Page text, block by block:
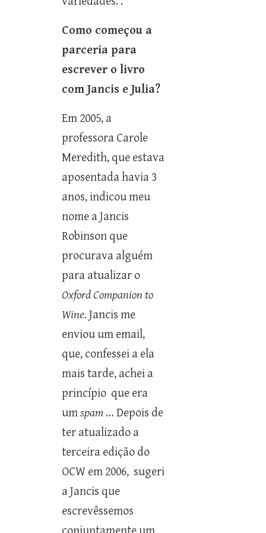
Como começou a
parceria para
escrever o livro
com Jancis e Julia?
Em 2005, a
professora Carole
Meredith, que estava
aposentada havia 3
anos, indicou meu
nome a Jancis
Robinson que
procurava alguém
para atualizar o
Oxford Companion to
Wine. Jancis me
enviou um email,
que, confessei a ela
mais tarde, achei a
princípio que era
umspam … Depois de
ter atualizado a
terceira edição do
OCW em 2006, sugeri
a Jancis que
escrevêssemos